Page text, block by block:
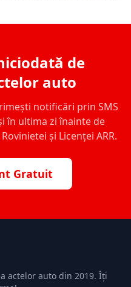
de
auto
notificări prin SMS
în ultima zi înainte de
și Licenței ARR.
Gratuit
actelor auto din 2019. Îți